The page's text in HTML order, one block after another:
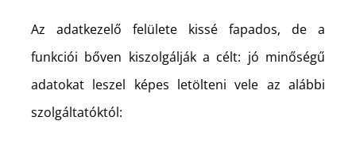
Az adatkezelő felülete kissé fapados, de a
funkciói bőven kiszolgálják a célt: jó minőségű
adatokat leszel képes letölteni vele az alábbi
szolgáltatóktól: